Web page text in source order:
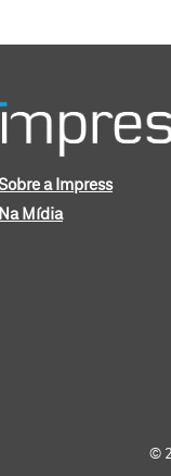
a Impress
Mídia
©